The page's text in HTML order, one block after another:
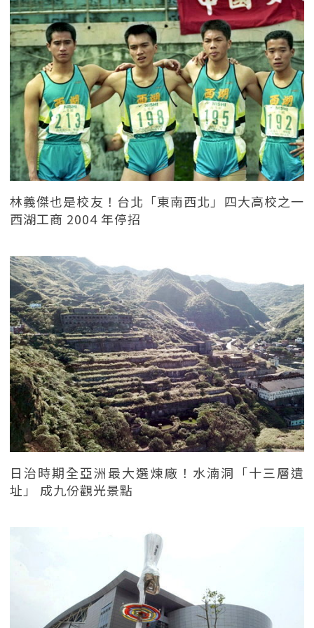
林義傑也是校友！台北「東南西北」四大高校之一
西湖工商 2004 年停招
日治時期全亞洲最大選煉廠！水湳洞「十三層遺
址」 成九份觀光景點